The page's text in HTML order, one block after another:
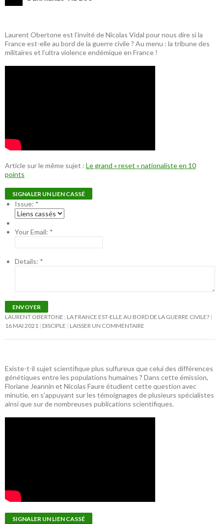
Laurent Obertone est l’invité de Nicolas Vidal pour nous dire si la
France est-elle au bord de la guerre civile ? Au menu : la tribune des
militaires et l’ultra violence endémique en France !
Article sur le même sujet : Le grand « reset » nationaliste en 10
points
SIGNALER UN LIEN CASSÉ
Issue: *
Your Email: *
Details: *
ENVOYER
LAURENT OBERTONE : LA FRANCE EST-ELLE AU BORD DE LA GUERRE CIVILE?
16 MAI 2021 DISCIPLE LAISSER UN COMMENTAIRE
Existe-t-il sujet scientifique plus sulfureux que celui des différences
génétiques entre les populations humaines ? Dans cette émission,
Floriane Jeannin et Nicolas Faure étudient cette question avec
minutie, en s’appuyant sur les témoignages de plusieurs spécialistes
ainsi que sur de nombreuses publications scientifiques.
SIGNALER UN LIEN CASSÉ